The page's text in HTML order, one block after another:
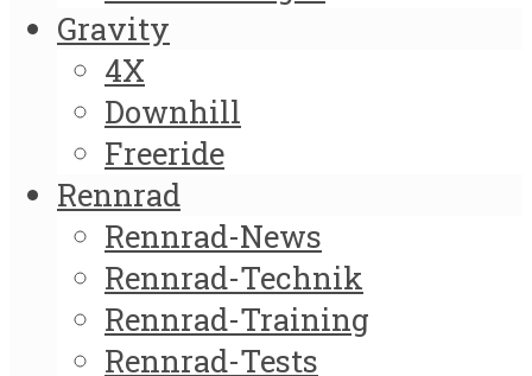
Gravity
4X
Downhill
Freeride
Rennrad
Rennrad-News
Rennrad-Technik
Rennrad-Training
Rennrad-Tests